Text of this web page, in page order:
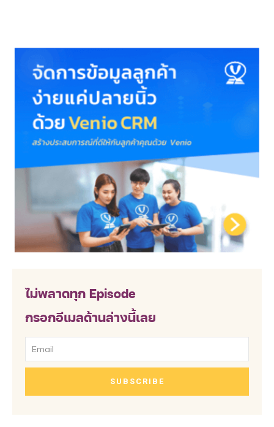
ไม่พลาดทุก Episode
กรอกอีเมลด้านล่างนี้เลย
SUBSCRIBE